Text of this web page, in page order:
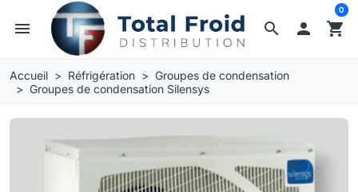
search
menu  shopping_cart
0
Accueil Réfrigération
Groupes de condensation
Groupes de condensation Silensys